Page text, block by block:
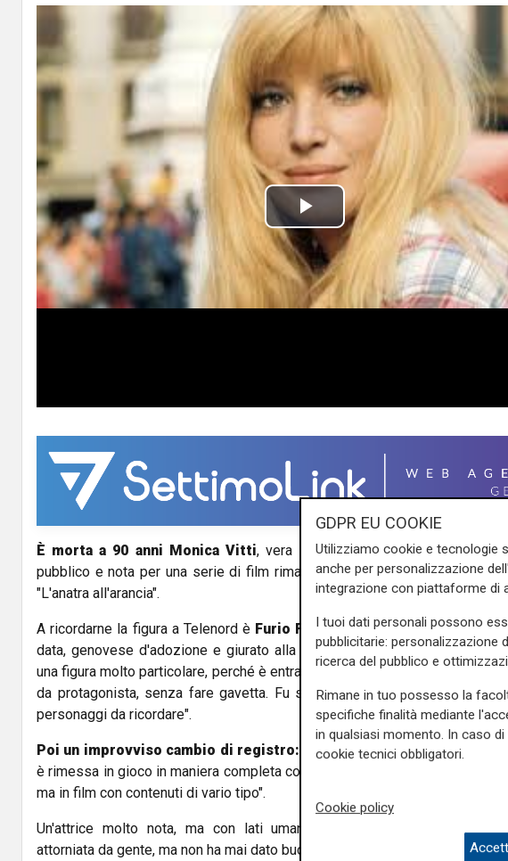
P
l
a
d
e
o
È morta a 90 anni Monica Vitti, vera icona del cinema italiano,
pubblico e nota per una serie di film rimasti nell'immaginario di tutti: da
"L'anatra all'arancia".
A ricordarne la figura a Telenord è Furio Fossati, critico
data, genovese d'adozione e giurato alla
Mostra del Cinema di
una figura molto particolare, perché è entrata nel cinema a gamba tesa, con
da protagonista, senza fare gavetta. Fu scelta da Antonioni per film
personaggi da ricordare".
Poi un improvviso cambio di registro: "Lei si è poi staccata da questo
è rimessa in gioco in maniera completa come attrice comica,
ma in film con contenuti di vario tipo".
Un'attrice molto nota, ma con lati umani davvero importanti" Lei
attorniata da gente, ma non ha mai dato buca a me o ai colleghi della
GDPR EU COOKIE
Utilizziamo cookie e tecnologie
anche per personalizzazione
integrazione con piattaforme di
I tuoi dati personali possono
pubblicitarie: personalizzazione
ricerca del pubblico e
Rimane in tuo possesso la
specifiche finalità mediante
in qualsiasi momento. In caso
cookie tecnici obbligatori.
Cookie policy